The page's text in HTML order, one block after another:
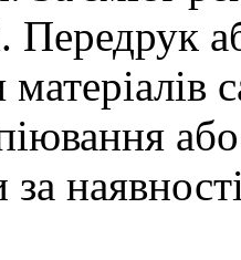
Передрук
за